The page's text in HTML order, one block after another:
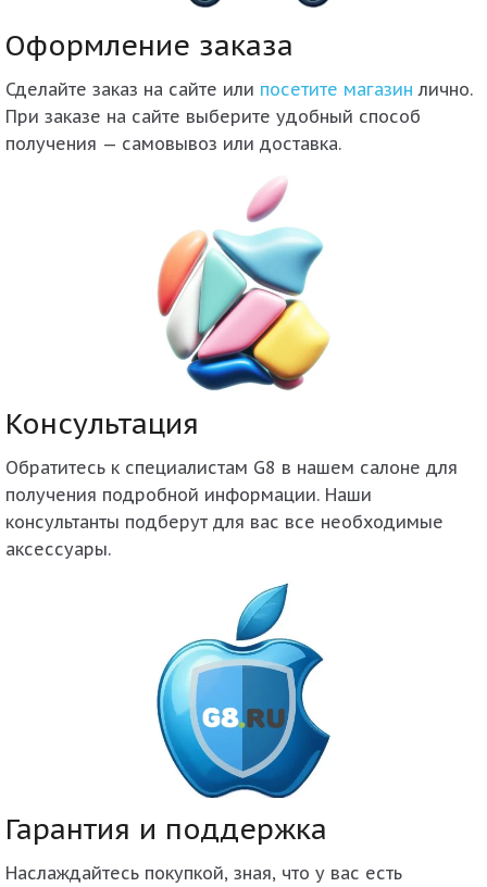
Оформление заказа
Сделайте заказ на сайте или посетите магазин лично.
При заказе на сайте выберите удобный способ
получения — самовывоз или доставка.
Консультация
Обратитесь к специалистам G8 в нашем салоне для
получения подробной информации. Наши
консультанты подберут для вас все необходимые
аксессуары.
Гарантия и поддержка
Наслаждайтесь покупкой, зная, что у вас есть